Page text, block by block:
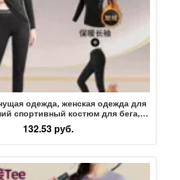
одежда, женская одежда для
спортивный костюм для бега,
топ для занятий альпинизмом на
утренний спортивный топ
для бега
132.53 руб.